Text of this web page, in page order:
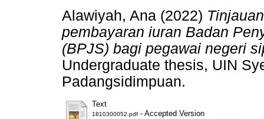
Alawiyah, Ana (2022)
pembayaran iuran Badan
(BPJS) bagi pegawai negeri
Undergraduate thesis, UIN
Padangsidimpuan.
Text
1810300052.pdf - Accepted Version